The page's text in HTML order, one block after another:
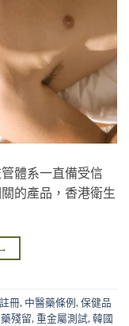
體系一直備受信
的產品，香港衛生
→
冊, 中醫藥條例,保健品
殘留,重金屬測試,韓國